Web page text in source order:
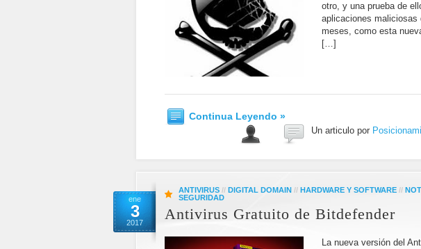
otro, y una prueba de
aplicaciones maliciosas
meses, como esta
[…]
Continua Leyendo »
Un articulo por
ene
3
2017
ANTIVIRUS // DIGITAL DOMAIN // HARDWARE Y SOFTWARE //
SEGURIDAD
Antivirus Gratuito de Bitdefender
La nueva versión del